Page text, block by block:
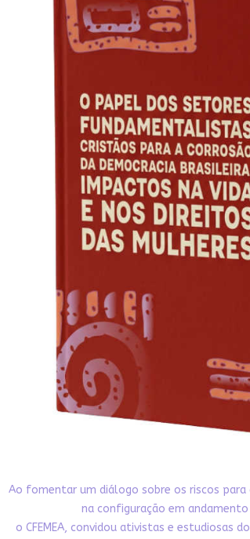
Ao fomentar um diálogo sobre os riscos para
na configuração em
o CFEMEA, convidou ativistas e estudiosas